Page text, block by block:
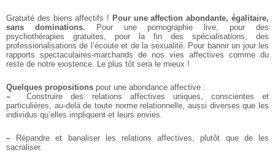
Gratuité des biens affectifs ! Pour une affection abondante, égalitaire,
sans dominations. Pour une pornographie live, pour des
psychothérapies gratuites, pour la fin des spécialisations, des
professionalisations de l’écoute et de la sexualité. Pour bannir un jour les
rapports spectaculaires-marchands de nos vies affectives comme du
reste de notre existence. Le plus tôt sera le mieux !
Quelques propositions pour une abondance affective :
– Construire des relations affectives uniques, conscientes et
particulières, au-delà de toute norme relationnelle, aussi diverses que les
individus qu’elles impliquent et leurs envies.
– Répandre et banaliser les relations affectives, plutôt que de les
sacraliser.